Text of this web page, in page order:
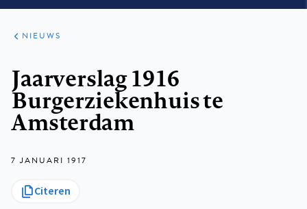
ARTIKELEN
HET
KORT
NIEUWS
Jaarverslag 1916
Burgerziekenhuis te
Amsterdam
7 JANUARI 1917
Citeren